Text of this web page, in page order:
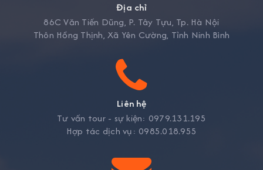
Địa chỉ
86C Văn Tiến Dũng, P. Tây Tựu, Tp. Hà Nội
Thôn Hồng Thịnh, Xã Yên Cường, Tỉnh Ninh Bình
Liên hệ
Tư vấn tour - sự kiện: 0979.131.195
Hợp tác dịch vụ: 0985.018.955